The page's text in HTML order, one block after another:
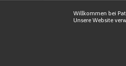
Willkommen bei
Unsere Website